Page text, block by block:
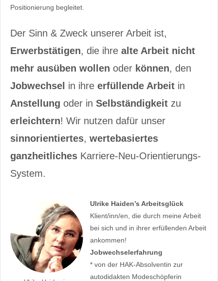
Positionierung begleitet.
Der Sinn & Zweck unserer Arbeit ist,
Erwerbstätigen, die ihre alte Arbeit nicht
mehr ausüben wollen oder können, den
Jobwechsel in ihre erfüllende Arbeit in
Anstellung oder in Selbständigkeit zu
erleichtern! Wir nutzen dafür unser
sinnorientiertes, wertebasiertes
ganzheitliches Karriere-Neu-Orientierungs-
System.
Ulrike Haiden’s Arbeitsglück
Klient/inn/en, die durch meine Arbeit
bei sich und in ihrer erfüllenden Arbeit
ankommen!
Jobwechselerfahrung
* von der HAK-Absolventin zur
autodidakten Modeschöpferin